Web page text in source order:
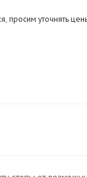
просим уточнять